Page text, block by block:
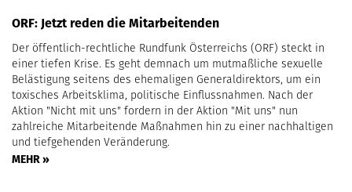
ORF: Jetzt reden die Mitarbeitenden
Der öffentlich-rechtliche Rundfunk Österreichs (ORF) steckt in
einer tiefen Krise. Es geht demnach um mutmaßliche sexuelle
Belästigung seitens des ehemaligen Generaldirektors, um ein
toxisches Arbeitsklima, politische Einflussnahmen. Nach der
Aktion "Nicht mit uns" fordern in der Aktion "Mit uns" nun
zahlreiche Mitarbeitende Maßnahmen hin zu einer nachhaltigen
und tiefgehenden Veränderung.
MEHR »